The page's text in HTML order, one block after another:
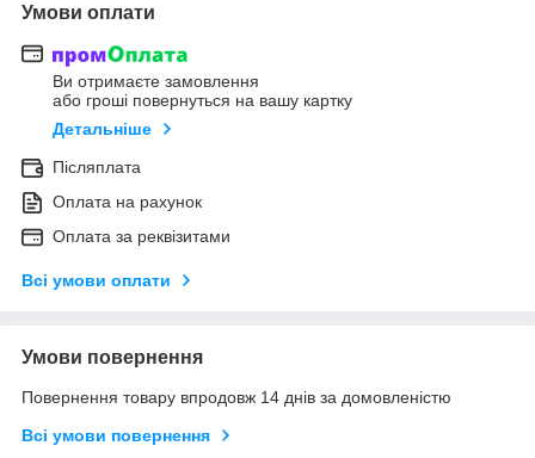
Умови оплати
Ви отримаєте замовлення
або гроші повернуться на вашу картку
Детальніше
Післяплата
Оплата на рахунок
Оплата за реквізитами
Всі умови оплати
Умови повернення
Повернення товару впродовж 14 днів за домовленістю
Всі умови повернення